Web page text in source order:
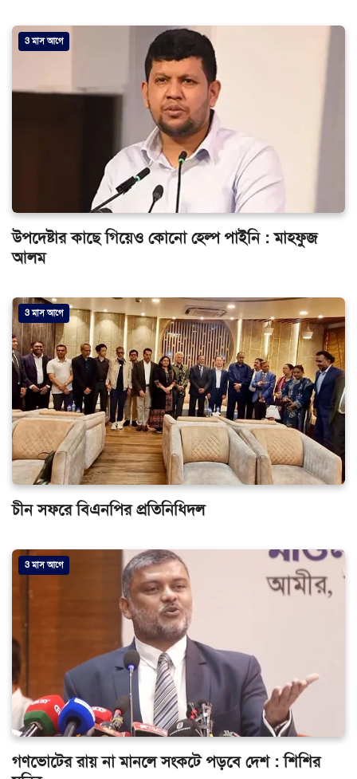
3 মাস আগে
উপদেষ্টার কাছে গিয়েও কোনো হেল্প পাইনি : মাহফুজ
আলম
3 মাস আগে
চীন সফরে বিএনপির প্রতিনিধিদল
3 মাস আগে
গণভোটের রায় না মানলে সংকটে পড়বে দেশ : শিশির